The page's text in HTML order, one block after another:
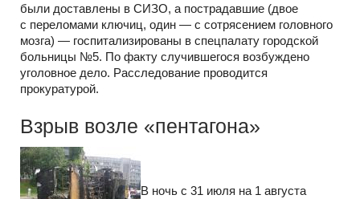
были доставлены в СИЗО, а пострадавшие (двое
с переломами ключиц, один — с сотрясением головного
мозга) — госпитализированы в спецпалату городской
больницы №5. По факту случившегося возбуждено
уголовное дело. Расследование проводится
прокуратурой.
Взрыв возле «пентагона»
В ночь с 31 июля на 1 августа